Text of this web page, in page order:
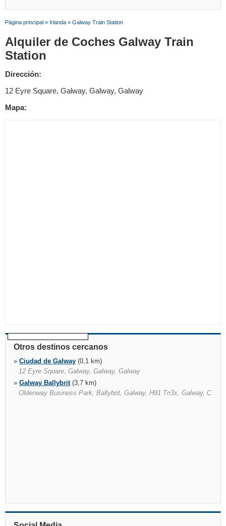
Página principal » Irlanda » Galway Train Station
Alquiler de Coches Galway Train
Station
Dirección:
12 Eyre Square, Galway, Galway, Galway
Mapa:
Otros destinos cercanos
» Ciudad de Galway (0,1 km)
12 Eyre Square, Galway, Galway, Galway
» Galway Ballybrit(3,7 km)
Oldenway Business Park, Ballybrit, Galway, H91 Tn3x, Galway, C